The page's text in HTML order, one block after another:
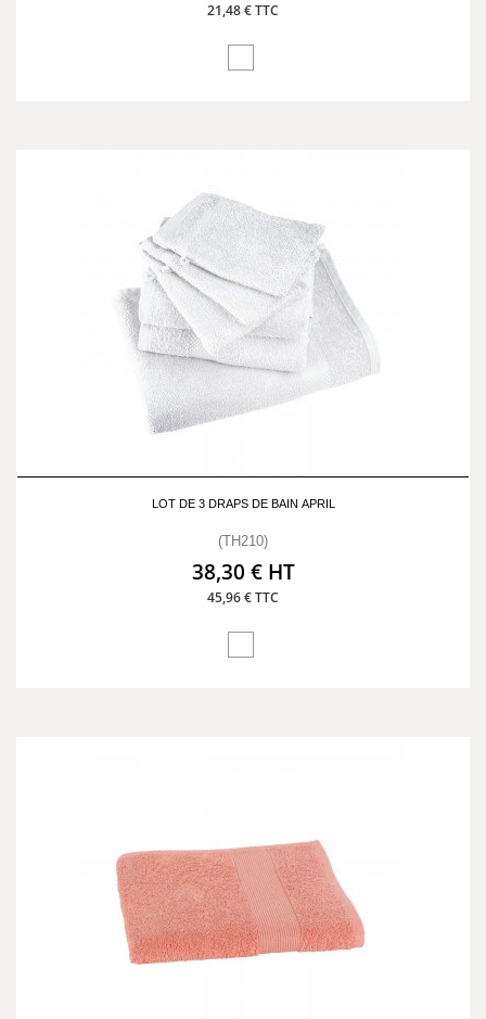
21,48 € TTC
LOT DE 3 DRAPS DE BAIN APRIL
(TH210)
38,30 € HT
45,96 € TTC